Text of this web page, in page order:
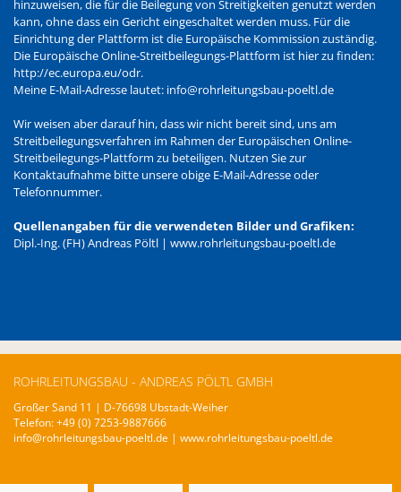
hinzuweisen, die für die Beilegung von Streitigkeiten genutzt werden
kann, ohne dass ein Gericht eingeschaltet werden muss. Für die
Einrichtung der Plattform ist die Europäische Kommission zuständig.
Die Europäische Online-Streitbeilegungs-Plattform ist hier zu finden:
http://ec.europa.eu/odr.
Meine E-Mail-Adresse lautet: info@rohrleitungsbau-poeltl.de
Wir weisen aber darauf hin, dass wir nicht bereit sind, uns am
Streitbeilegungsverfahren im Rahmen der Europäischen Online-
Streitbeilegungs-Plattform zu beteiligen. Nutzen Sie zur
Kontaktaufnahme bitte unsere obige E-Mail-Adresse oder
Telefonnummer.
Quellenangaben für die verwendeten Bilder und Grafiken:
Dipl.-Ing. (FH) Andreas Pöltl | www.rohrleitungsbau-poeltl.de
ROHRLEITUNGSBAU - ANDREAS PÖLTL GMBH
Großer Sand 11 | D-76698 Ubstadt-Weiher
Telefon: +49 (0) 7253-9887666
info@rohrleitungsbau-poeltl.de | www.rohrleitungsbau-poeltl.de